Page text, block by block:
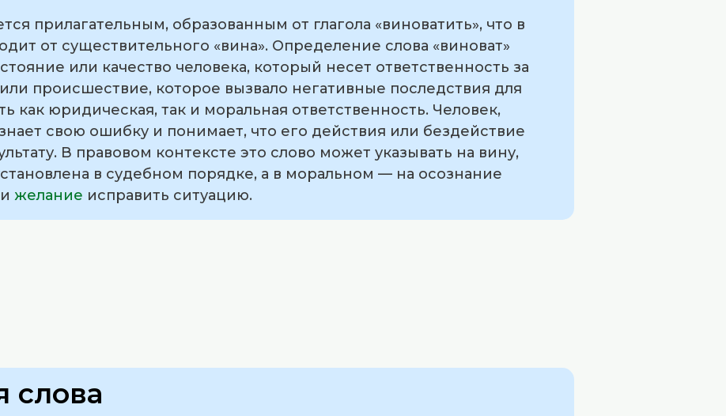
прилагательным, образованным от глагола «виноватить», что в
от существительного «вина». Определение слова «виноват»
или качество человека, который несет ответственность за
происшествие, которое вызвало негативные последствия для
как юридическая, так и моральная ответственность. Человек,
свою ошибку и понимает, что его действия или бездействие
В правовом контексте это слово может указывать на вину,
в судебном порядке, а в моральном — на осознание
желание исправить ситуацию.
слова